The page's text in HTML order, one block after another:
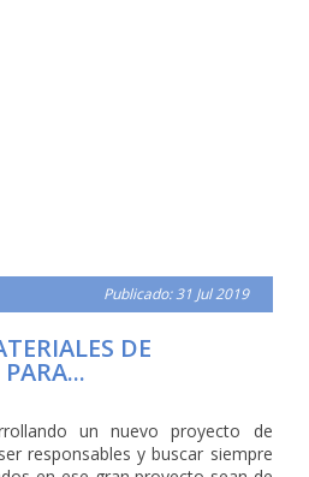
Publicado: 31 Jul 2019
DE
un nuevo proyecto de
responsables y buscar siempre